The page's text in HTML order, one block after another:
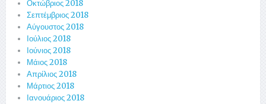
Οκτώβριος 2018
Σεπτέμβριος 2018
Αύγουστος 2018
Ιούλιος 2018
Ιούνιος 2018
Μάιος 2018
Απρίλιος 2018
Μάρτιος 2018
Ιανουάριος 2018